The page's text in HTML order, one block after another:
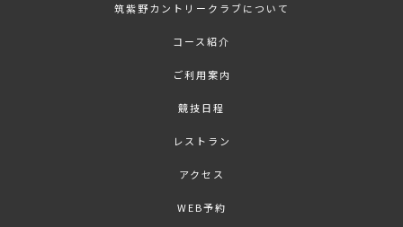
筑紫野カントリークラブについて
コース紹介
ご利用案内
競技日程
レストラン
アクセス
WEB予約